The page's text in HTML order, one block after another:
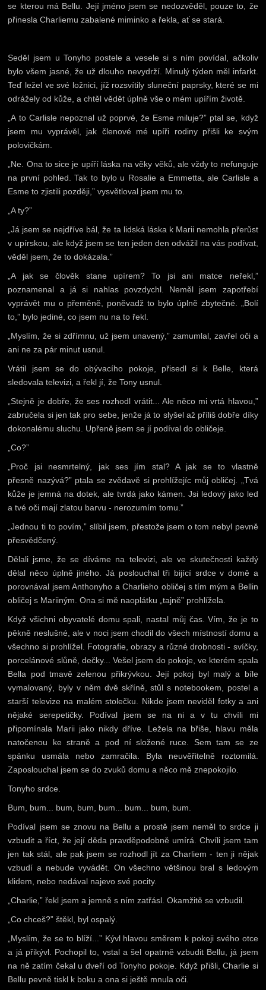
se kterou má Bellu. Její jméno jsem se nedozvěděl, pouze to, že
přinesla Charliemu zabalené miminko a řekla, ať se stará.
Seděl jsem u Tonyho postele a vesele si s ním povídal, ačkoliv
bylo všem jasné, že už dlouho nevydrží. Minulý týden měl infarkt.
Teď ležel ve své ložnici, jíž rozsvítily sluneční paprsky, které se mi
odrážely od kůže, a chtěl vědět úplně vše o mém upířím životě.
„A to Carlisle nepoznal už poprvé, že Esme miluje?” ptal se, když
jsem mu vyprávěl, jak členové mé upíři rodiny přišli ke svým
polovičkám.
„Ne. Ona to sice je upíří láska na věky věků, ale vždy to nefunguje
na první pohled. Tak to bylo u Rosalie a Emmetta, ale Carlisle a
Esme to zjistili později,” vysvětloval jsem mu to.
„A ty?”
„Já jsem se nejdříve bál, že ta lidská láska k Marii nemohla přerůst
v upírskou, ale když jsem se ten jeden den odvážil na vás podívat,
věděl jsem, že to dokázala.”
„A jak se člověk stane upírem? To jsi ani matce neřekl,”
poznamenal a já si nahlas povzdychl. Neměl jsem zapotřebí
vyprávět mu o přeměně, poněvadž to bylo úplně zbytečné. „Bolí
to,” bylo jediné, co jsem nu na to řekl.
„Myslím, že si zdřímnu, už jsem unavený,” zamumlal, zavřel oči a
ani ne za pár minut usnul.
Vrátil jsem se do obývacího pokoje, přisedl si k Belle, která
sledovala televizi, a řekl jí, že Tony usnul.
„Stejně je dobře, že ses rozhodl vrátit... Ale něco mi vrtá hlavou,”
zabručela si jen tak pro sebe, jenže já to slyšel až příliš dobře díky
dokonalému sluchu. Upřeně jsem se jí podíval do obličeje.
„Co?”
„Proč jsi nesmrtelný, jak ses jím stal? A jak se to vlastně
přesně nazývá?” ptala se zvědavě si prohlížejíc můj obličej. „Tvá
kůže je jemná na dotek, ale tvrdá jako kámen. Jsi ledový jako led
a tvé oči mají zlatou barvu - nerozumím tomu.”
„Jednou ti to povím,” slíbil jsem, přestože jsem o tom nebyl pevně
přesvědčený.
Dělali jsme, že se díváme na televizi, ale ve skutečnosti každý
dělal něco úplně jiného. Já poslouchal tři bijící srdce v domě a
porovnával jsem Anthonyho a Charlieho obličej s tím mým a Bellin
obličej s Mariiným. Ona si mě naoplátku „tajně” prohlížela.
Když všichni obyvatelé domu spali, nastal můj čas. Vím, že je to
pěkně neslušné, ale v noci jsem chodil do všech místností domu a
všechno si prohlížel. Fotografie, obrazy a různé drobnosti - svíčky,
porcelánové slůně, dečky... Vešel jsem do pokoje, ve kterém spala
Bella pod tmavě zelenou přikrývkou. Její pokoj byl malý a bíle
vymalovaný, byly v něm dvě skříně, stůl s notebookem, postel a
starší televize na malém stolečku. Nikde jsem neviděl fotky a ani
nějaké serepetičky. Podíval jsem se na ni a v tu chvíli mi
připomínala Marii jako nikdy dříve. Ležela na břiše, hlavu měla
natočenou ke straně a pod ní složené ruce. Sem tam se ze
spánku usmála nebo zamračila. Byla neuvěřitelně roztomilá.
Zaposlouchal jsem se do zvuků domu a něco mě znepokojilo.
Tonyho srdce.
Bum, bum... bum, bum, bum... bum... bum, bum.
Podíval jsem se znovu na Bellu a prostě jsem neměl to srdce ji
vzbudit a říct, že její děda pravděpodobně umírá. Chvíli jsem tam
jen tak stál, ale pak jsem se rozhodl jít za Charliem - ten ji nějak
vzbudí a nebude vyvádět. On všechno většinou bral s ledovým
klidem, nebo nedával najevo své pocity.
„Charlie,” řekl jsem a jemně s ním zatřásl. Okamžitě se vzbudil.
„Co chceš?” štěkl, byl ospalý.
„Myslím, že se to blíží...” Kývl hlavou směrem k pokoji svého otce
a já přikývl. Pochopil to, vstal a šel opatrně vzbudit Bellu, já jsem
na ně zatím čekal u dveří od Tonyho pokoje. Když přišli, Charlie si
Bellu pevně tiskl k boku a ona si ještě mnula oči.